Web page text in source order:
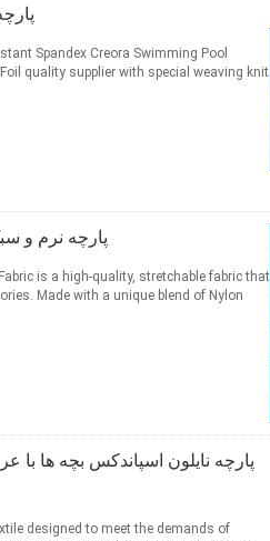
Spandex Creora Swimming Pool
quality supplier with special weaving knit
پارچه نرم و
is a high-quality, stretchable fabric that
Made with a unique blend of Nylon ...
designed to meet the demands of